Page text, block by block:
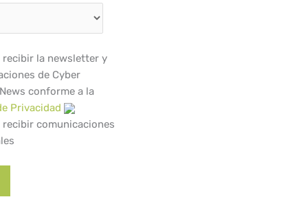
recibir la newsletter y
de Cyber
conforme a la
Privacidad
recibir comunicaciones